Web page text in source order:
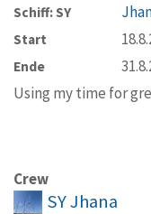
Schiff: SY
Start
Ende
Using my time for
Crew
SY Jhana